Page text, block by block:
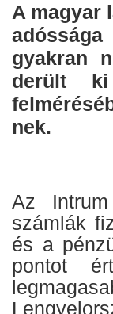
A magyar
gyakran
derült ki
nek.
Az
számlák
és a
pontot